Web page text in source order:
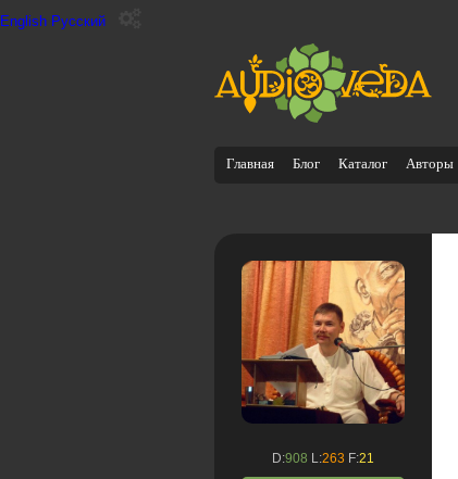
English Русский
Главная Блог Каталог Авторы
D:908 L:263 F:21